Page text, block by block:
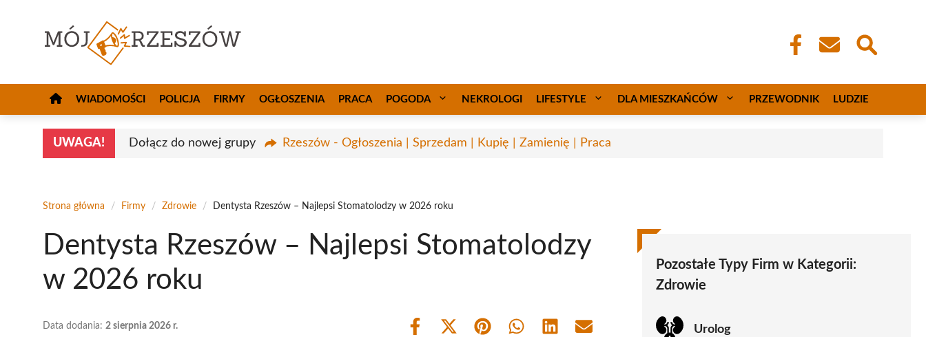
WIADOMOŚCI POLICJA FIRMY OGŁOSZENIA PRACA POGODA NEKROLOGI LIFESTYLE DLA MIESZKAŃCÓW PRZEWODNIK LUDZIE
UWAGA! Dołącz do nowej grupy Rzeszów - Ogłoszenia | Sprzedam | Kupię | Zamienię | Praca
Strona główna / Firmy / Zdrowie / Dentysta Rzeszów – Najlepsi Stomatolodzy w 2026 roku
Dentysta Rzeszów – Najlepsi Stomatolodzy
w 2026 roku
Data dodania: 2 sierpnia 2026 r.
Share
Share Share Share Share Share
Pozostałe Typy Firm w Kategorii:
Zdrowie
Urolog